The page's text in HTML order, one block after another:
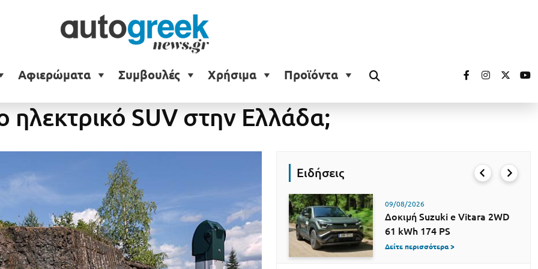
Αφιερώματα Συμβουλές Χρήσιμα Προϊόντα
ηλεκτρικό SUV στην Ελλάδα;
Ειδήσεις
09/08/2026
Δοκιμή Suzuki e Vitara 2WD
61 kWh 174 PS
Δείτε περισσότερα >